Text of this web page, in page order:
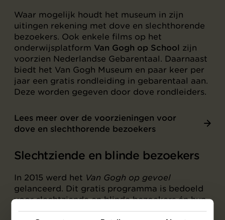
Waar mogelijk houdt het museum in zijn
uitingen rekening met dove en slechthorende
bezoekers. Ook enkele films op het
onderwijsplatform Van Gogh op School zijn
voorzien Nederlandse Gebarentaal. Daarnaast
biedt het Van Gogh Museum en paar keer per
jaar een gratis rondleiding in gebarentaal aan.
Deze worden gegeven door dove rondleiders.
Lees meer over de voorzieningen voor
dove en slechthorende bezoekers
Slechtziende en blinde bezoekers
In 2015 werd het Van Gogh op gevoel
gelanceerd. Dit gratis programma is bedoeld
voor slechtziende en blinde bezoekers én hun
ziende vrienden of familie. Het succesvolle